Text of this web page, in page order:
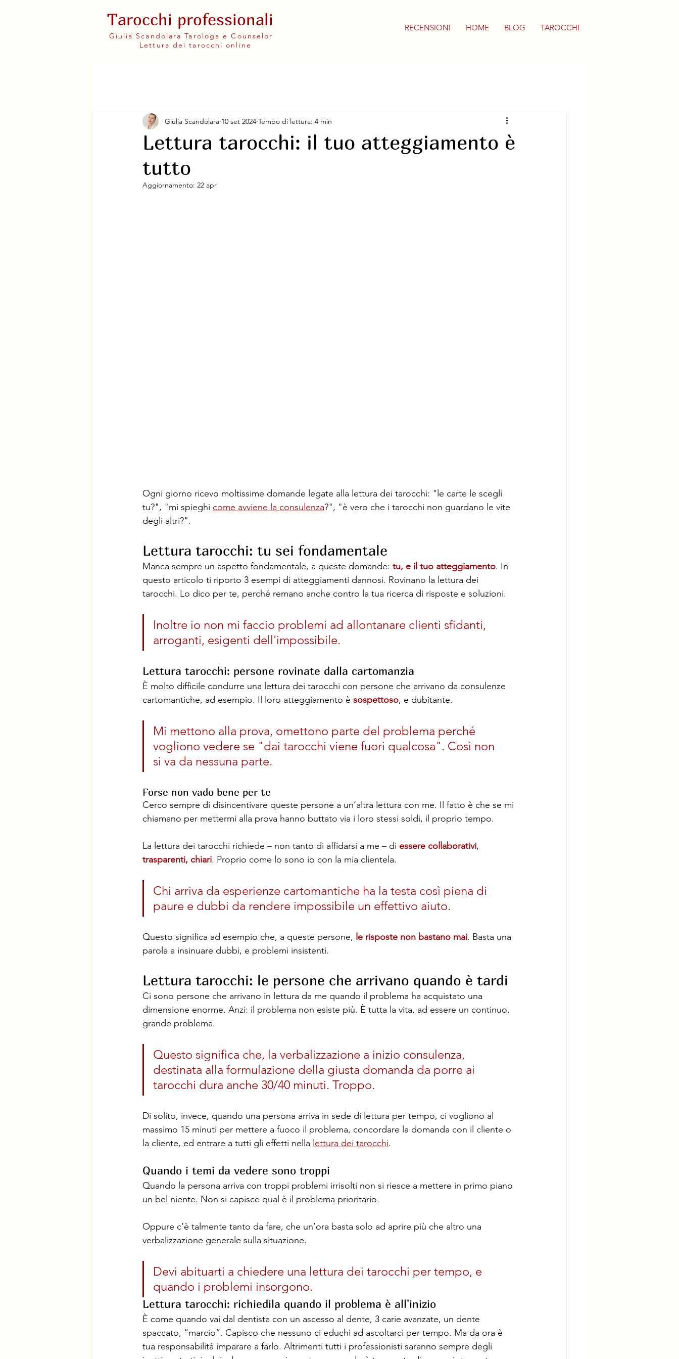
Tarocchi professionali
Giulia Scandolara Tarologa e Counselor
Lettura dei tarocchi online
RECENSIONI HOME BLOG TAROCCHI
Lettura tarocchi: il tuo atteggiamento è
tutto
Giulia Scandolara 10 set 2024 Tempo di lettura: 4 min
Aggiornamento: 22 apr
Ogni giorno ricevo moltissime domande legate alla lettura dei tarocchi: "le carte le scegli
tu?", "mi spieghi come avviene la consulenza?", "è vero che i tarocchi non guardano le vite
degli altri?".
Lettura tarocchi: tu sei fondamentale
Manca sempre un aspetto fondamentale, a queste domande: tu, e il tuo atteggiamento. In
questo articolo ti riporto 3 esempi di atteggiamenti dannosi. Rovinano la lettura dei
tarocchi. Lo dico per te, perché remano anche contro la tua ricerca di risposte e soluzioni.
Inoltre io non mi faccio problemi ad allontanare clienti sfidanti,
arroganti, esigenti dell'impossibile.
Lettura tarocchi: persone rovinate dalla cartomanzia
È molto difficile condurre una lettura dei tarocchi con persone che arrivano da consulenze
cartomantiche, ad esempio. Il loro atteggiamento è sospettoso, e dubitante.
Mi mettono alla prova, omettono parte del problema perché
vogliono vedere se "dai tarocchi viene fuori qualcosa". Così non
si va da nessuna parte.
Forse non vado bene per te
Cerco sempre di disincentivare queste persone a un’altra lettura con me. Il fatto è che se mi
chiamano per mettermi alla prova hanno buttato via i loro stessi soldi, il proprio tempo.
La lettura dei tarocchi richiede – non tanto di affidarsi a me – di essere collaborativi,
trasparenti, chiari. Proprio come lo sono io con la mia clientela.
Chi arriva da esperienze cartomantiche ha la testa così piena di
paure e dubbi da rendere impossibile un effettivo aiuto.
Questo significa ad esempio che, a queste persone, le risposte non bastano mai. Basta una
parola a insinuare dubbi, e problemi insistenti.
Lettura tarocchi: le persone che arrivano quando è tardi
Ci sono persone che arrivano in lettura da me quando il problema ha acquistato una
dimensione enorme. Anzi: il problema non esiste più. È tutta la vita, ad essere un continuo,
grande problema.
Questo significa che, la verbalizzazione a inizio consulenza,
destinata alla formulazione della giusta domanda da porre ai
tarocchi dura anche 30/40 minuti. Troppo.
Di solito, invece, quando una persona arriva in sede di lettura per tempo, ci vogliono al
massimo 15 minuti per mettere a fuoco il problema, concordare la domanda con il cliente o
la cliente, ed entrare a tutti gli effetti nella lettura dei tarocchi.
Quando i temi da vedere sono troppi
Quando la persona arriva con troppi problemi irrisolti non si riesce a mettere in primo piano
un bel niente. Non si capisce qual è il problema prioritario.
Oppure c’è talmente tanto da fare, che un’ora basta solo ad aprire più che altro una
verbalizzazione generale sulla situazione.
Devi abituarti a chiedere una lettura dei tarocchi per tempo, e
quando i problemi insorgono.
Lettura tarocchi: richiedila quando il problema è all'inizio
È come quando vai dal dentista con un ascesso al dente, 3 carie avanzate, un dente
spaccato, “marcio”. Capisco che nessuno ci educhi ad ascoltarci per tempo. Ma da ora è
tua responsabilità imparare a farlo. Altrimenti tutti i professionisti saranno sempre degli